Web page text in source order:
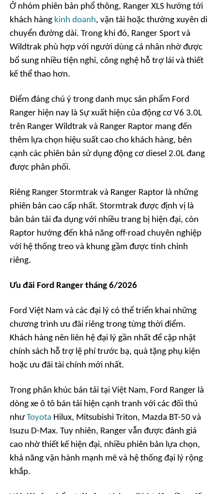
Ở nhóm phiên bản phổ thông, Ranger XLS hướng tới
khách hàng kinh doanh, vận tải hoặc thường xuyên di
chuyển đường dài. Trong khi đó, Ranger Sport và
Wildtrak phù hợp với người dùng cá nhân nhờ được
bổ sung nhiều tiện nghi, công nghệ hỗ trợ lái và thiết
kế thể thao hơn.
Điểm đáng chú ý trong danh mục sản phẩm Ford
Ranger hiện nay là Sự xuất hiện của động cơ V6 3.0L
trên Ranger Wildtrak và Ranger Raptor mang đến
thêm lựa chọn hiệu suất cao cho khách hàng, bên
cạnh các phiên bản sử dụng động cơ diesel 2.0L đang
được phân phối.
Riêng Ranger Stormtrak và Ranger Raptor là những
phiên bản cao cấp nhất. Stormtrak được định vị là
bản bán tải đa dụng với nhiều trang bị hiện đại, còn
Raptor hướng đến khả năng off-road chuyên nghiệp
với hệ thống treo và khung gầm được tinh chỉnh
riêng.
Ưu đãi Ford Ranger tháng 6/2026
Ford Việt Nam và các đại lý có thể triển khai những
chương trình ưu đãi riêng trong từng thời điểm.
Khách hàng nên liên hệ đại lý gần nhất để cập nhật
chính sách hỗ trợ lệ phí trước bạ, quà tặng phụ kiện
hoặc ưu đãi tài chính mới nhất.
Trong phân khúc bán tải tại Việt Nam, Ford Ranger là
dòng xe ô tô bán tải hiện cạnh tranh với các đối thủ
nhưToyota Hilux, Mitsubishi Triton, Mazda BT-50 và
Isuzu D-Max. Tuy nhiên, Ranger vẫn được đánh giá
cao nhờ thiết kế hiện đại, nhiều phiên bản lựa chọn,
khả năng vận hành mạnh mẽ và hệ thống đại lý rộng
khắp.